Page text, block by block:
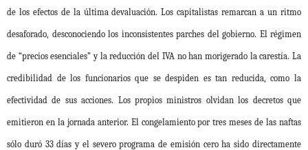
de los efectos de la última devaluación. Los capitalistas remarcan a un ritmo
desaforado, desconociendo los inconsistentes parches del gobierno. El régimen
de “precios esenciales” y la reducción del IVA no han morigerado la carestía. La
credibilidad de los funcionarios que se despiden es tan reducida, como la
efectividad de sus acciones. Los propios ministros olvidan los decretos que
emitieron en la jornada anterior. El congelamiento por tres meses de las naftas
sólo duró 33 días y el severo programa de emisión cero ha sido directamente